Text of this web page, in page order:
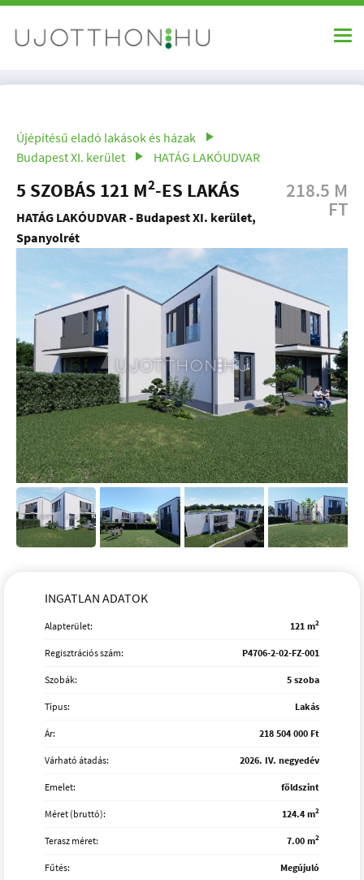
Újépítésű eladó lakások és házak
Budapest XI. kerület
HATÁG LAKÓUDVAR
5 SZOBÁS 121 M2-ES LAKÁS
HATÁG LAKÓUDVAR - Budapest XI. kerület,
Spanyolrét
218.5 M
FT
INGATLAN ADATOK
Alapterület: 121 m2
Regisztrációs szám: P4706-2-02-FZ-001
Szobák: 5 szoba
Típus: Lakás
Ár: 218 504 000 Ft
Várható átadás: 2026. IV. negyedév
Emelet: földszint
Méret (bruttó): 124.4 m2
Terasz méret: 7.00 m2
Fűtés: Megújuló